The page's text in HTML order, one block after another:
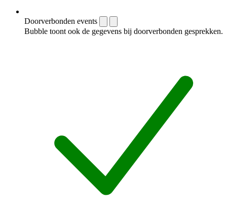
Doorverbonden events
Bubble toont ook de gegevens bij doorverbonden gesprekken.